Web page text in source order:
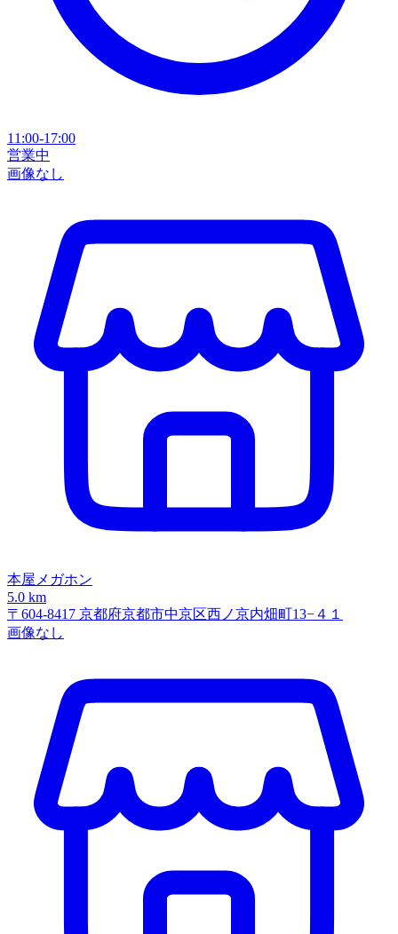
11:00-17:00
営業中
画像なし
本屋メガホン
5.0 km
〒604-8417 京都府京都市中京区西ノ京内畑町13−４１
画像なし